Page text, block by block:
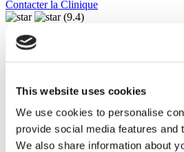
This website uses cookies
We use cookies to personalise
provide social media features and
We also share information about
Contacter la Clinique
(9.4)
22 Avis
Contacter la Clinique
Système avancé de soins post-
Chirurgiens formés à un niveau
Clinique accréditée JCI